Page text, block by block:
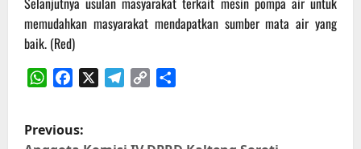
memudahkan masyarakat mendapatkan sumber mata air yang
baik. (Red)
P
Previous: